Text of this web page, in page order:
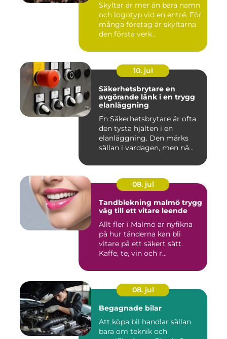
Skyltar är mer än bara namn
och logotyp vid en entré. För
många företag är skyltarna
den första verk...
10. jul
Säkerhetsbrytare en
avgörande länk i en trygg
elanläggning
En Säkerhetsbrytare är ofta
den tysta hjälten i en
elanläggning. Den märks
sällan i vardagen, men nä...
08. jul
Tandblekning malmö trygg
väg till ett vitare leende
Allt fler i Malmö är nyfikna
på hur tänderna kan bli
vitare på ett säkert sätt.
Kaffe, te, vin och r...
08. jul
Begagnade bilar
Att köpa bil handlar sällan
bara om teknik och